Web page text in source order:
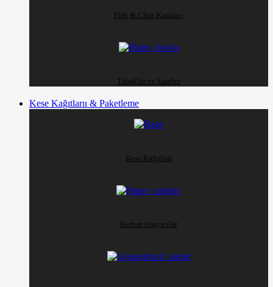
Fish & Chip Kutuları
Tabaklar ve kaseler
Kese Kağıtlarıı & Paketleme
Kese Kağıtları
Karton taşıyıcılar